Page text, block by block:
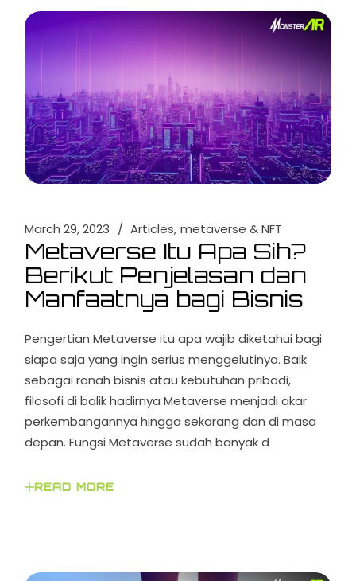
March 29, 2023 Articles metaverse & NFT
Metaverse Itu Apa Sih?
Berikut Penjelasan dan
Manfaatnya bagi Bisnis
Pengertian Metaverse itu apa wajib diketahui bagi
siapa saja yang ingin serius menggelutinya. Baik
sebagai ranah bisnis atau kebutuhan pribadi,
filosofi di balik hadirnya Metaverse menjadi akar
perkembangannya hingga sekarang dan di masa
depan. Fungsi Metaverse sudah banyak d
READ MORE